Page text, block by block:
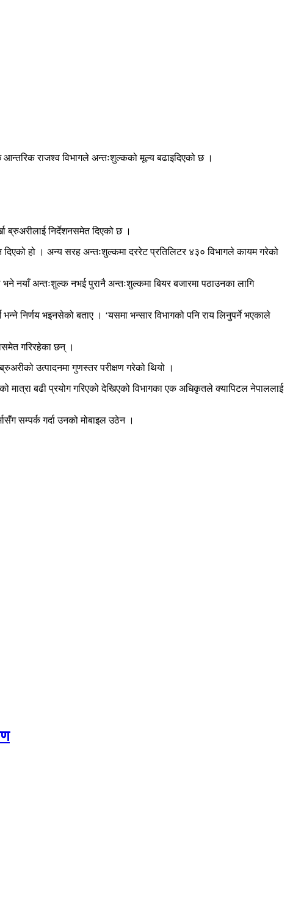
आन्तरिक राजश्व विभागले अन्तःशुल्कको मूल्य बढाइदिएको छ ।
ब्रुअरीलाई निर्देशनसमेत दिएको छ ।
हो । अन्य सरह अन्तःशुल्कमा दररेट प्रतिलिटर ४३० विभागले कायम गरेको
नयाँ अन्तःशुल्क नभई पुरानै अन्तःशुल्कमा बियर बजारमा पठाउनका लागि
निर्णय भइनसेको बताए । ‘यसमा भन्सार विभागको पनि राय लिनुपर्ने भएकाले
गरिरहेका छन् ।
उत्पादनमा गुणस्तर परीक्षण गरेको थियो ।
मात्रा बढी प्रयोग गरिएको देखिएको विभागका एक अधिकृतले क्यापिटल नेपाललाई
सम्पर्क गर्दा उनको मोबाइल उठेन ।